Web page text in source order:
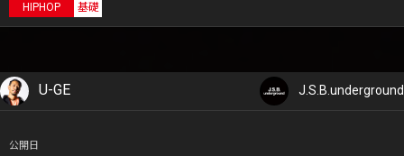
HIPHOP 基礎
U-GE J.S.B.underground
公開日